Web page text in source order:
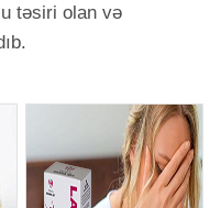
təsiri olan və